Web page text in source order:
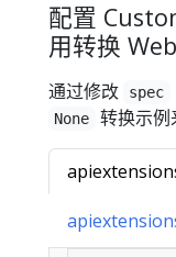
配置
用转换
通过修改 spec
None 转换示例